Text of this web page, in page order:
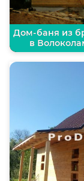
Дом-баня из
в